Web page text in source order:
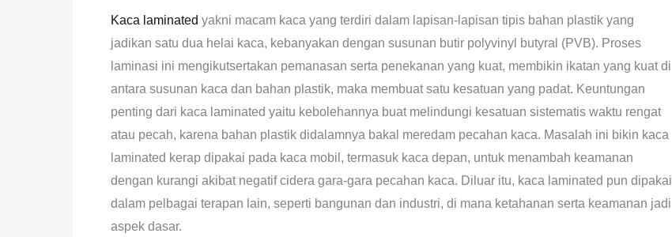
Kaca laminated yakni macam kaca yang terdiri dalam lapisan-lapisan tipis bahan plastik yang
jadikan satu dua helai kaca, kebanyakan dengan susunan butir polyvinyl butyral (PVB). Proses
laminasi ini mengikutsertakan pemanasan serta penekanan yang kuat, membikin ikatan yang kuat di
antara susunan kaca dan bahan plastik, maka membuat satu kesatuan yang padat. Keuntungan
penting dari kaca laminated yaitu kebolehannya buat melindungi kesatuan sistematis waktu rengat
atau pecah, karena bahan plastik didalamnya bakal meredam pecahan kaca. Masalah ini bikin kaca
laminated kerap dipakai pada kaca mobil, termasuk kaca depan, untuk menambah keamanan
dengan kurangi akibat negatif cidera gara-gara pecahan kaca. Diluar itu, kaca laminated pun dipakai
dalam pelbagai terapan lain, seperti bangunan dan industri, di mana ketahanan serta keamanan jadi
aspek dasar.